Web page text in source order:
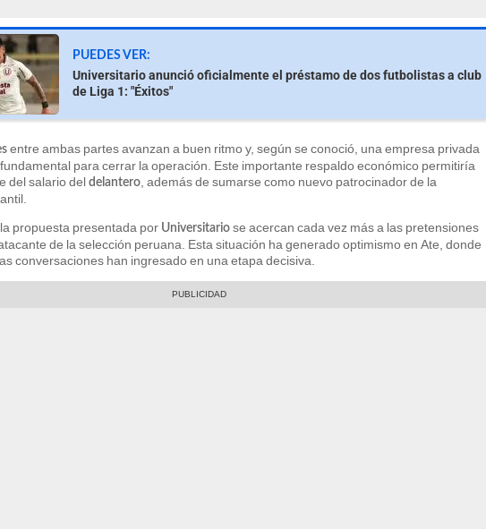
PUEDES VER:
Universitario anunció oficialmente el préstamo de dos futbolistas a club
de Liga 1: "Éxitos"
entre ambas partes avanzan a buen ritmo y, según se conoció, una empresa privada
para cerrar la operación. Este importante respaldo económico permitiría
del salario del delantero , además de sumarse como nuevo patrocinador de la
propuesta presentada por Universitario se acercan cada vez más a las pretensiones
de la selección peruana. Esta situación ha generado optimismo en Ate, donde
conversaciones han ingresado en una etapa decisiva.